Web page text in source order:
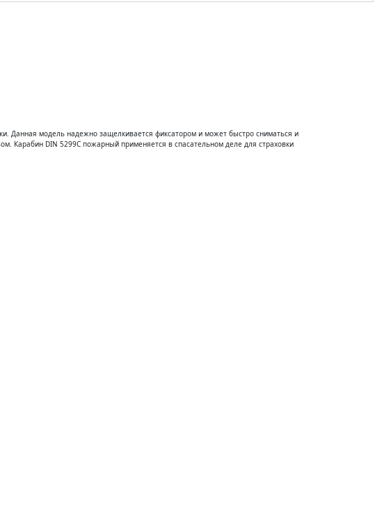
Данная модель надежно защелкивается фиксатором и может быстро сниматься и
Карабин DIN 5299C пожарный применяется в спасательном деле для страховки